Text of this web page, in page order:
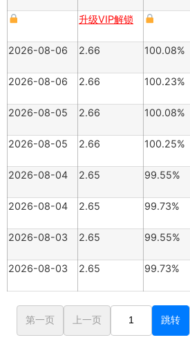
升级VIP解锁
2026-08-06
2.66 100.08%
2026-08-06
2.66 100.23%
2026-08-05
2.66 100.08%
2026-08-05
2.66 100.25%
2026-08-04
2.65 99.55%
2026-08-04
2.65 99.73%
2026-08-03
2.65 99.55%
2026-08-03
2.65 99.73%
第一页 上一页 跳转